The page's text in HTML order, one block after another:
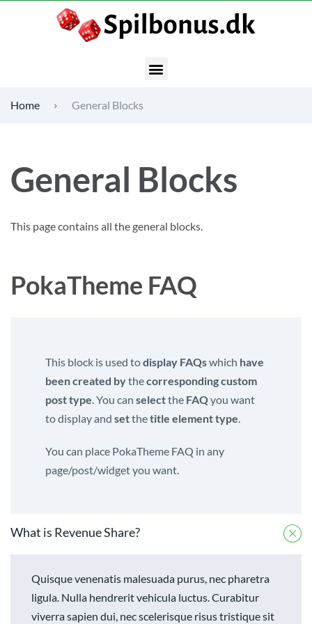
Home General Blocks
General Blocks
This page contains all the general blocks.
PokaTheme FAQ
This block is used todisplay FAQswhich have
been created bythecorresponding custom
post type. You can selectthe FAQyou want
to display and setthetitle element type.
You can place PokaTheme FAQ in any
page/post/widget you want.
What is Revenue Share?
Quisque venenatis malesuada purus, nec pharetra
ligula. Nulla hendrerit vehicula luctus. Curabitur
viverra sapien dui, nec scelerisque risus tristique sit